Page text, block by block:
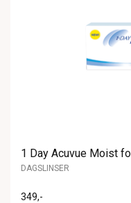
1 Day Acuvue Moist
DAGSLINSER
349,-